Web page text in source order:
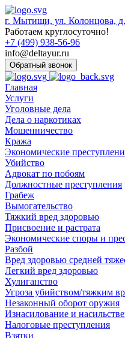
г. Мытищи, ул. Колонцова,
Работаем круглосуточно!
+7 (499) 938-56-96
info@deltayur.ru
Обратный звонок
Главная
Услуги
Уголовные дела
Дела о наркотиках
Мошенничество
Кража
Экономические
Убийство
Адвокат по побоям
Должностные преступления
Грабеж
Вымогательство
Тяжкий вред здоровью
Присвоение и растрата
Экономические споры и
Разбой
Вред здоровью средней
Легкий вред здоровью
Хулиганство
Угроза убийством/тяжким
Незаконный оборот оружия
Изнасилование и
Налоговые преступления
Взятки